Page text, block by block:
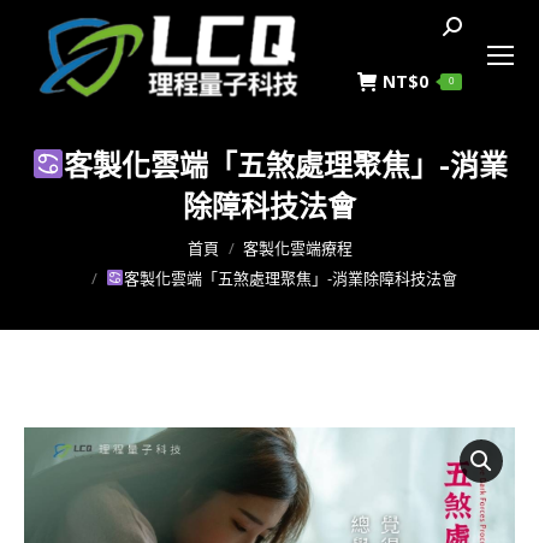
搜
NT$0 0
客製化雲端「五煞處理聚焦」-消業
除障科技法會
首頁
客製化雲端療程
客製化雲端「五煞處理聚焦」-消業除障科技法會